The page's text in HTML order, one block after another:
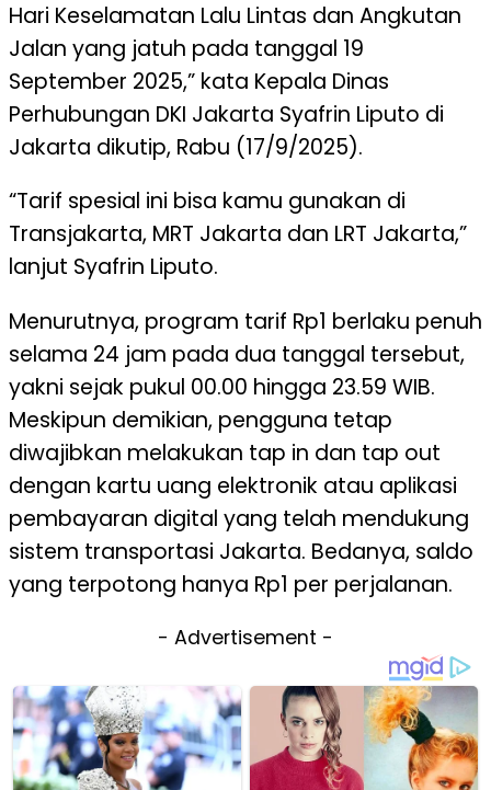
Hari Keselamatan Lalu Lintas dan Angkutan
Jalan yang jatuh pada tanggal 19
September 2025,” kata Kepala Dinas
Perhubungan DKI Jakarta Syafrin Liputo di
Jakarta dikutip, Rabu (17/9/2025).
“Tarif spesial ini bisa kamu gunakan di
Transjakarta, MRT Jakarta dan LRT Jakarta,”
lanjut Syafrin Liputo.
Menurutnya, program tarif Rp1 berlaku penuh
selama 24 jam pada dua tanggal tersebut,
yakni sejak pukul 00.00 hingga 23.59 WIB.
Meskipun demikian, pengguna tetap
diwajibkan melakukan tap in dan tap out
dengan kartu uang elektronik atau aplikasi
pembayaran digital yang telah mendukung
sistem transportasi Jakarta. Bedanya, saldo
yang terpotong hanya Rp1 per perjalanan.
- Advertisement -